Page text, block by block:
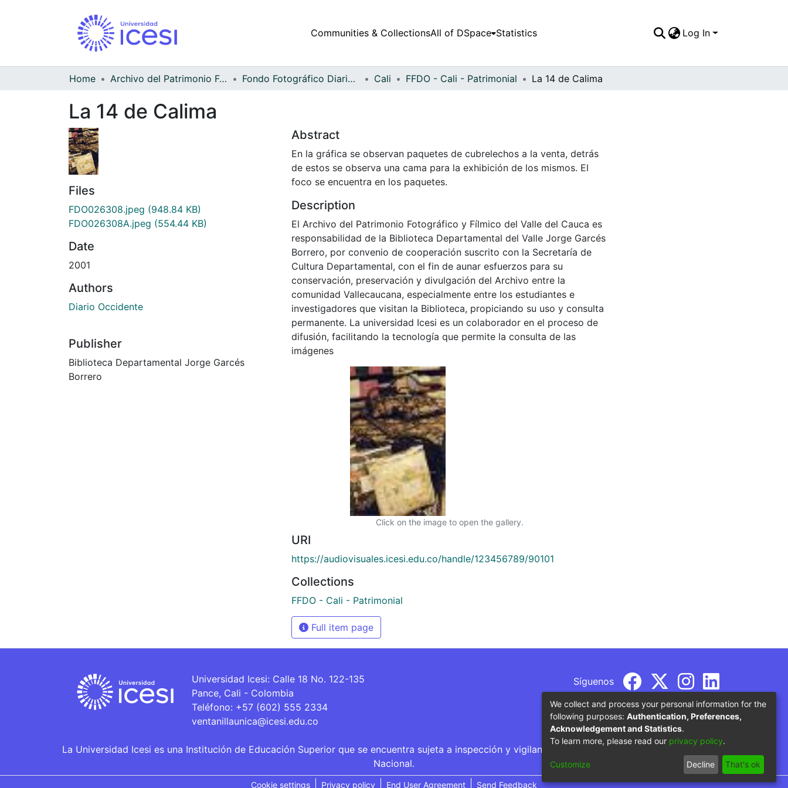
Communities & CollectionsAll of DSpace Statistics Log In
Home Archivo del Patrimonio Fotográfico y Fílmico del Valle del Cauca Fondo Fotográfico Diario Occidente Cali FFDO - Cali - Patrimonial La 14 de Calima
La 14 de Calima
Files
FDO026308.jpeg (948.84 KB)
FDO026308A.jpeg (554.44 KB)
Date
2001
Authors
Diario Occidente
Publisher
Biblioteca Departamental Jorge Garcés
Borrero
Abstract
En la gráfica se observan paquetes de cubrelechos a la venta, detrás
de estos se observa una cama para la exhibición de los mismos. El
foco se encuentra en los paquetes.
Description
El Archivo del Patrimonio Fotográfico y Fílmico del Valle del Cauca es
responsabilidad de la Biblioteca Departamental del Valle Jorge Garcés
Borrero, por convenio de cooperación suscrito con la Secretaría de
Cultura Departamental, con el fin de aunar esfuerzos para su
conservación, preservación y divulgación del Archivo entre la
comunidad Vallecaucana, especialmente entre los estudiantes e
investigadores que visitan la Biblioteca, propiciando su uso y consulta
permanente. La universidad Icesi es un colaborador en el proceso de
difusión, facilitando la tecnología que permite la consulta de las
imágenes
Click on the image to open the gallery.
URI
https://audiovisuales.icesi.edu.co/handle/123456789/90101
Collections
FFDO - Cali - Patrimonial
Full item page
Universidad Icesi: Calle 18 No. 122-135
Pance, Cali - Colombia
Teléfono: +57 (602) 555 2334
ventanillaunica@icesi.edu.co
Síguenos
La Universidad Icesi es una Institución de Educación Superior que se encuentra sujeta a inspección y vigilancia por parte del Ministerio de Educación
Nacional.
Cookie settings Privacy policy End User Agreement Send Feedback
We collect and process your personal information for the
following purposes: Authentication, Preferences,
Acknowledgement and Statistics.
To learn more, please read our privacy policy.
Customize Decline That's ok